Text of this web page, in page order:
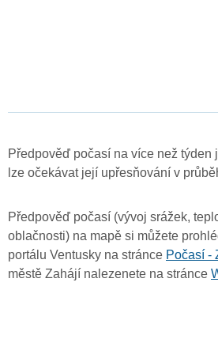
Předpověď počasí na více než týden
lze očekávat její upřesňování v
Předpověď počasí (vývoj srážek,
oblačnosti) na mapě si můžete
portálu Ventusky na stránce Počasí -
městě Zahájí nalezenete na stránce